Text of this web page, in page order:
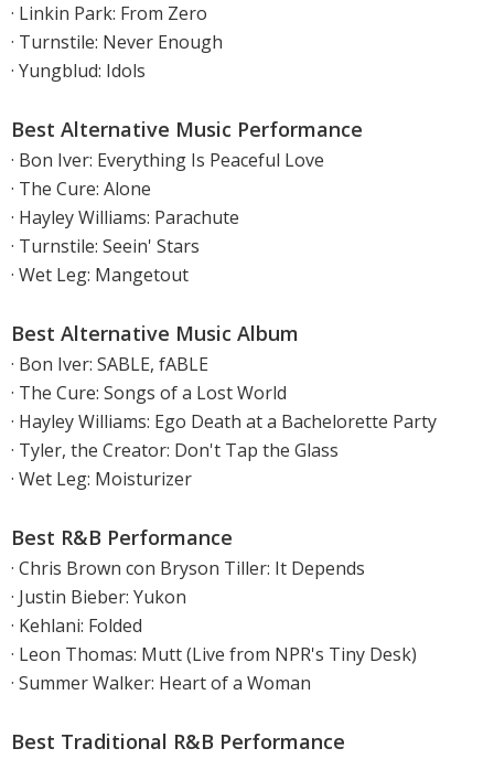
· Linkin Park: From Zero
· Turnstile: Never Enough
· Yungblud: Idols
Best Alternative Music Performance
· Bon Iver: Everything Is Peaceful Love
· The Cure: Alone
· Hayley Williams: Parachute
· Turnstile: Seein' Stars
· Wet Leg: Mangetout
Best Alternative Music Album
· Bon Iver: SABLE, fABLE
· The Cure: Songs of a Lost World
· Hayley Williams: Ego Death at a Bachelorette Party
· Tyler, the Creator: Don't Tap the Glass
· Wet Leg: Moisturizer
Best R&B Performance
· Chris Brown con Bryson Tiller: It Depends
· Justin Bieber: Yukon
· Kehlani: Folded
· Leon Thomas: Mutt (Live from NPR's Tiny Desk)
· Summer Walker: Heart of a Woman
Best Traditional R&B Performance